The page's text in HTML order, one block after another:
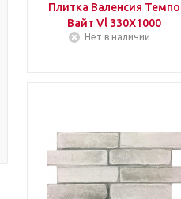
Плитка Валенсия Темпо
Вайт Vl 330Х1000
Нет в наличии